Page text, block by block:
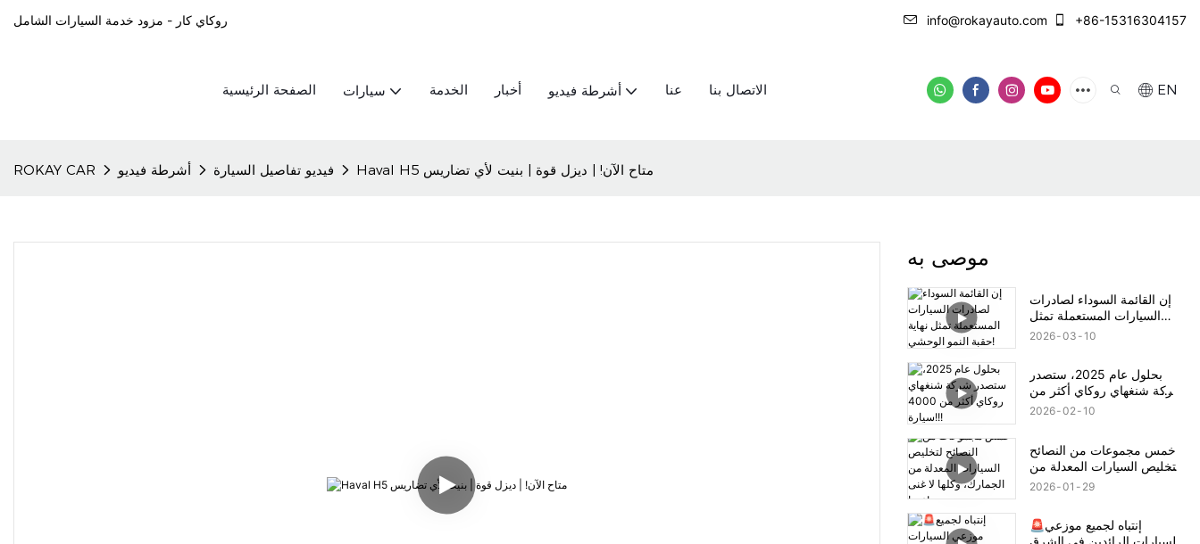
info@rokayauto.com +86-15316304157
الصفحة الرئيسية سيارات الخدمة أخبار أشرطة فيديو عنا الاتصال بنا EN
ROKAY CAR أشرطة فيديو فيديو تفاصيل السيارة Haval H5 متاح الآن! | ديزل قوة | بنيت لأي تضاريس
موصى به
إن القائمة السوداء لصادرات
السيارات المستعملة تمثل
2026 03 10
بحلول عام 2025، ستصدر
شركة شنغهاي روكاي أكثر من
2026 02 10
خمس مجموعات من النصائح
لتخليص السيارات المعدلة من
2026 01 29
🚨إنتباه لجميع موزعي
السيارات الرائدين في الشرق